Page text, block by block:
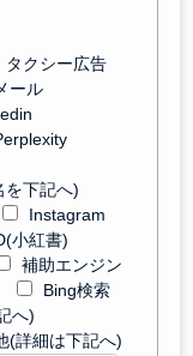
タクシー広告
ール
を下記へ)
Instagram
小紅書)
補助エンジン
Bing検索
へ)
(詳細は下記へ)